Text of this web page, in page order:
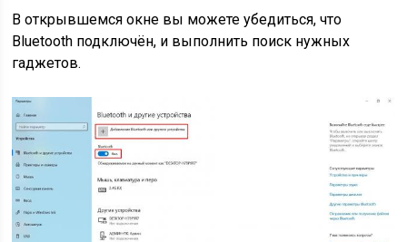
В открывшемся окне вы можете убедиться, что
Bluetooth подключён, и выполнить поиск нужных
гаджетов.